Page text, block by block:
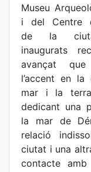
Museu
i del Centre
de la
inaugurats
avançat
l’accent en
mar i la
dedicant una
la mar de
relació
ciutat i una
contacte